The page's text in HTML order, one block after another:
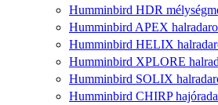
Humminbird HDR
Humminbird APEX
Humminbird HELIX
Humminbird XPLORE
Humminbird SOLIX
Humminbird CHIRP